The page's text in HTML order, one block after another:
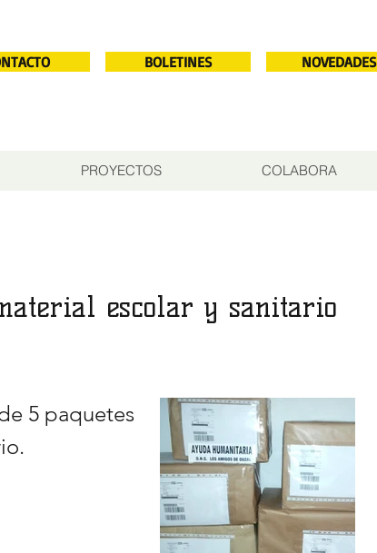
BOLETINES NOVEDADES
PROYECTOS COLABORA
escolar y sanitario
5 paquetes